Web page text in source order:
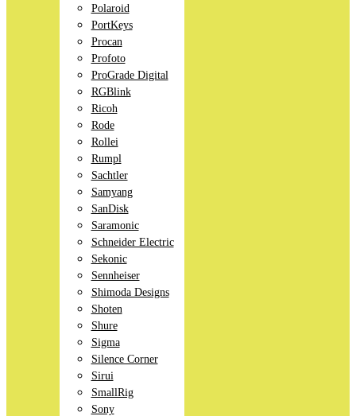
Polaroid
PortKeys
Procan
Profoto
ProGrade Digital
RGBlink
Ricoh
Rode
Rollei
Rumpl
Sachtler
Samyang
SanDisk
Saramonic
Schneider Electric
Sekonic
Sennheiser
Shimoda Designs
Shoten
Shure
Sigma
Silence Corner
Sirui
SmallRig
Sony